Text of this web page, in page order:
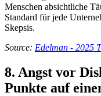
Menschen absichtliche
Standard für jede
Skepsis.
Source: Edelman - 2025
8. Angst vor
Punkte auf